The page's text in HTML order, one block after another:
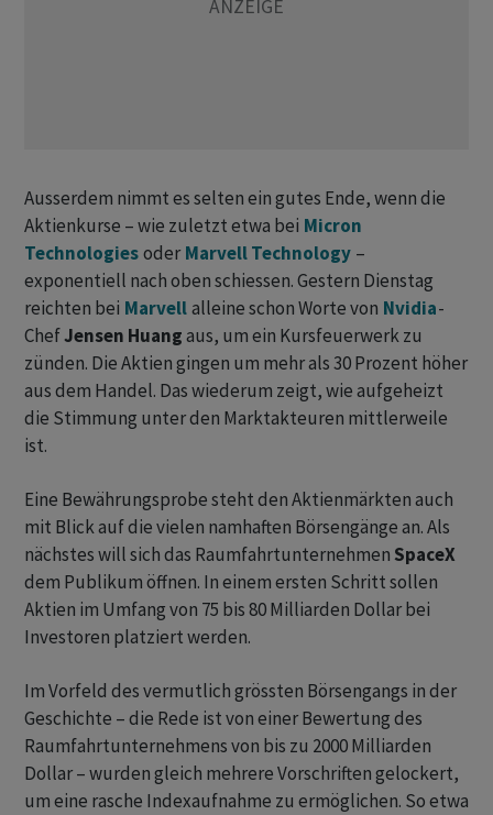
Ausserdem nimmt es selten ein gutes Ende, wenn die
Aktienkurse – wie zuletzt etwa bei Micron
Technologiesoder Marvell Technology –
exponentiell nach oben schiessen. Gestern Dienstag
reichten bei Marvellalleine schon Worte von Nvidia-
ChefJensen Huangaus, um ein Kursfeuerwerk zu
zünden. Die Aktien gingen um mehr als 30 Prozent höher
aus dem Handel. Das wiederum zeigt, wie aufgeheizt
die Stimmung unter den Marktakteuren mittlerweile
ist.
Eine Bewährungsprobe steht den Aktienmärkten auch
mit Blick auf die vielen namhaften Börsengänge an. Als
nächstes will sich das Raumfahrtunternehmen SpaceX
dem Publikum öffnen. In einem ersten Schritt sollen
Aktien im Umfang von 75 bis 80 Milliarden Dollar bei
Investoren platziert werden.
Im Vorfeld des vermutlich grössten Börsengangs in der
Geschichte – die Rede ist von einer Bewertung des
Raumfahrtunternehmens von bis zu 2000 Milliarden
Dollar – wurden gleich mehrere Vorschriften gelockert,
um eine rasche Indexaufnahme zu ermöglichen. So etwa